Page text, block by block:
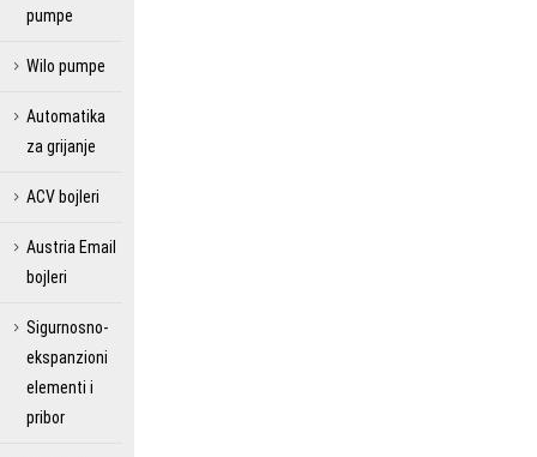
pumpe
Wilo pumpe
Automatika
za grijanje
ACV bojleri
Austria Email
bojleri
Sigurnosno-
ekspanzioni
elementi i
pribor